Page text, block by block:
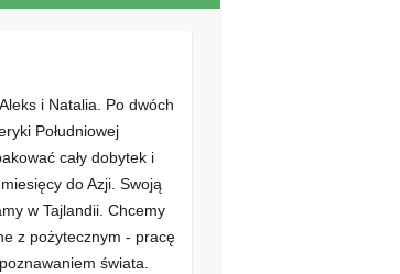
i Natalia. Po dwóch
Południowej
cały dobytek i
do Azji. Swoją
w Tajlandii. Chcemy
z pożytecznym - pracę
świata.